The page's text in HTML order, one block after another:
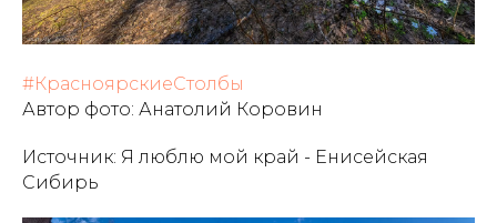
#КрасноярскиеСтолбы
Автор фото: Анатолий Коровин
Источник: Я люблю мой край - Енисейская
Сибирь